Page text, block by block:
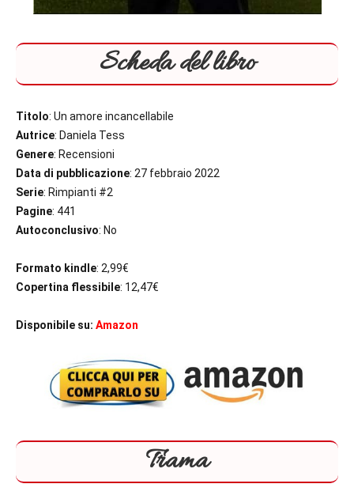
Scheda del libro
Titolo: Un amore incancellabile
Autrice: Daniela Tess
Genere: Recensioni
Data di pubblicazione: 27 febbraio 2022
Serie: Rimpianti #2
Pagine: 441
Autoconclusivo: No
Formato kindle: 2,99€
Copertina flessibile: 12,47€
Disponibile su: Amazon
Trama